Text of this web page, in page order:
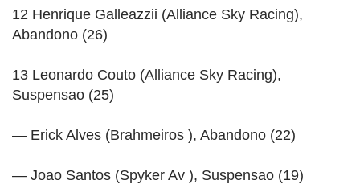
12 Henrique Galleazzii (Alliance Sky Racing),
Abandono (26)
13 Leonardo Couto (Alliance Sky Racing),
Suspensao (25)
— Erick Alves (Brahmeiros ), Abandono (22)
— Joao Santos (Spyker Av ), Suspensao (19)